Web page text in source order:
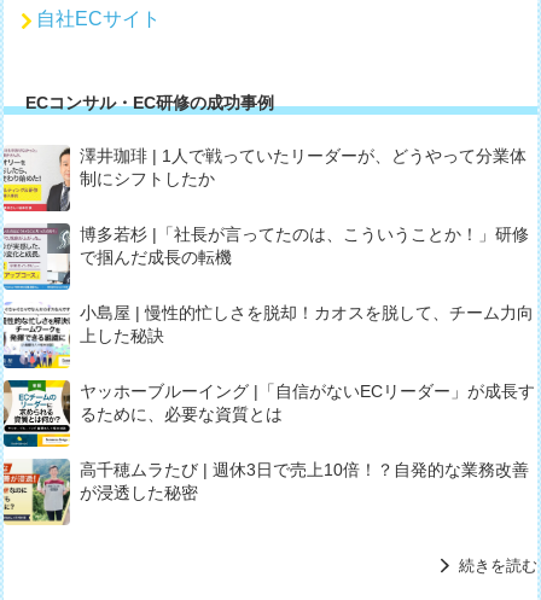
自社ECサイト
ECコンサル・EC研修の成功事例
澤井珈琲 | 1人で戦っていたリーダーが、どうやって分業体
制にシフトしたか
博多若杉 |「社長が言ってたのは、こういうことか！」研修
で掴んだ成長の転機
小島屋 | 慢性的忙しさを脱却！カオスを脱して、チーム力向
上した秘訣
ヤッホーブルーイング |「自信がないECリーダー」が成長す
るために、必要な資質とは
高千穂ムラたび | 週休3日で売上10倍！？自発的な業務改善
が浸透した秘密
続きを読む